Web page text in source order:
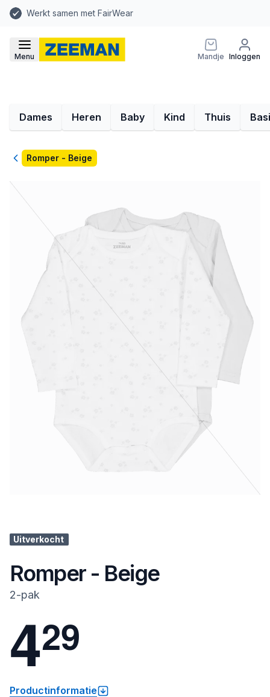
Werkt samen met FairWear
Menu Mandje Inloggen
Dames Heren Baby Kind Thuis
TerugRomper - Beige
Uitverkocht
Romper - Beige
2-pak
429
Productinformatie